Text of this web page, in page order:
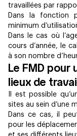
travaillées par
Dans la fonction
minimum
Dans le cas où
cours d’année, le
à son nombre
Le FMD pour
lieux de
Il est possible
sites au sein d’une
Dans ce cas, il
pour les